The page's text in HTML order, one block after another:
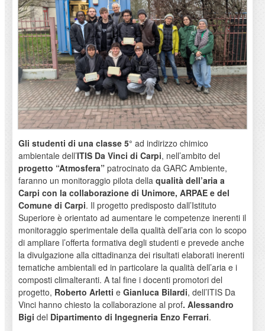
Gli studenti di una classe 5° ad indirizzo chimico
ambientale dell’ITIS Da Vinci di Carpi, nell’ambito del
progetto “Atmosfera”patrocinato da GARC Ambiente,
faranno un monitoraggio pilota della qualità dell’aria a
Carpi con la collaborazione di Unimore, ARPAE e del
Comune di Carpi. Il progetto predisposto dall’Istituto
Superiore è orientato ad aumentare le competenze inerenti il
monitoraggio sperimentale della qualità dell’aria con lo scopo
di ampliare l’offerta formativa degli studenti e prevede anche
la divulgazione alla cittadinanza dei risultati elaborati inerenti
tematiche ambientali ed in particolare la qualità dell’aria e i
composti climalteranti. A tal fine i docenti promotori del
progetto, Roberto Arletti e Gianluca Bilardi, dell’ITIS Da
Vinci hanno chiesto la collaborazione al prof. Alessandro
Bigi del Dipartimento di Ingegneria Enzo Ferrari.